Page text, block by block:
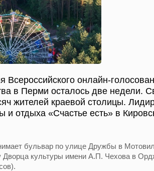
Всероссийского онлайн-
в Перми осталось две недели.
жителей краевой столицы.
и отдыха «Счастье есть» в
бульвар по улице Дружбы в
Дворца культуры имени А.П. Чехова в